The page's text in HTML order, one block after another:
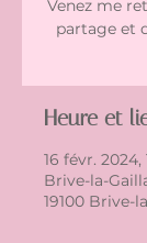
Venez me
partage et
Heure et
16 févr. 2024,
Brive-la-
19100 Brive-